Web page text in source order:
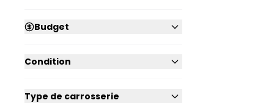
Budget
Condition
Type de carrosserie